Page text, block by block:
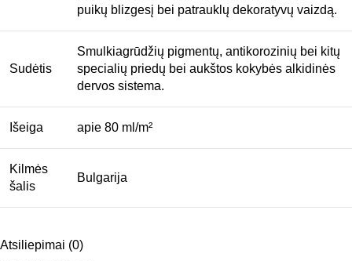
puikų blizgesį bei patrauklų dekoratyvų vaizdą.
Sudėtis
Smulkiagrūdžių pigmentų, antikorozinių bei kitų
specialių priedų bei aukštos kokybės alkidinės
dervos sistema.
Išeiga apie 80 ml/m²
Kilmės
šalis
Bulgarija
Atsiliepimai (0)